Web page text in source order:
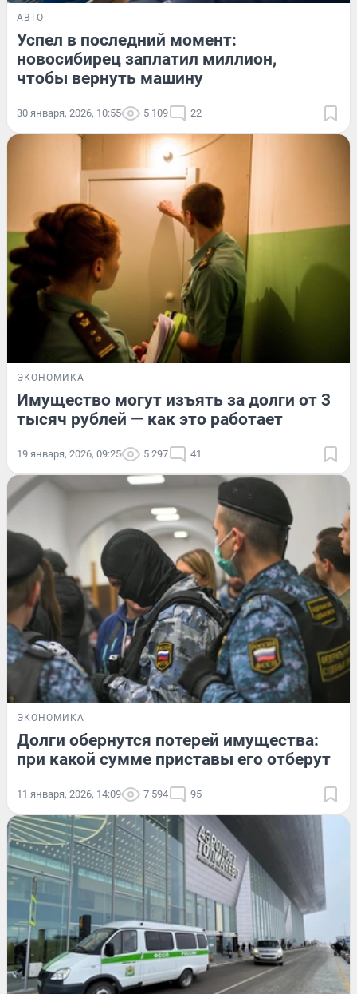
АВТО
Успел в последний момент:
новосибирец заплатил миллион,
чтобы вернуть машину
30 января, 2026, 10:55 5 109 22
ЭКОНОМИКА
Имущество могут изъять за долги от 3
тысяч рублей — как это работает
19 января, 2026, 09:25 5 297 41
ЭКОНОМИКА
Долги обернутся потерей имущества:
при какой сумме приставы его отберут
11 января, 2026, 14:09 7 594 95